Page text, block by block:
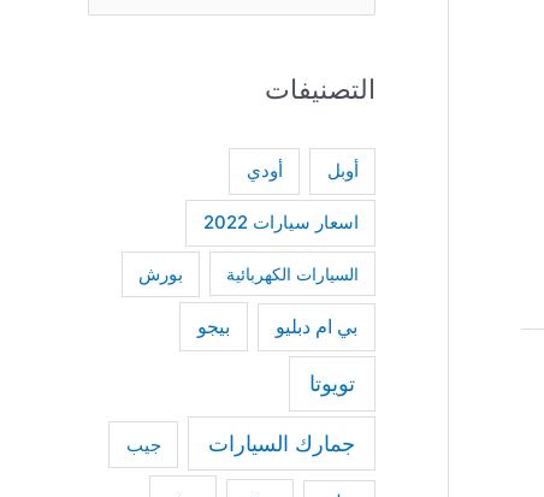
e
r
f
o
التصنيفات
أوبل أودي
اسعار سيارات 2022
السيارات الكهربائية بورش
بي ام دبليو بيجو
تويوتا
جمارك السيارات جيب